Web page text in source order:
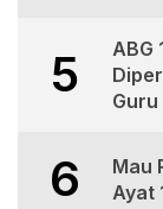
5
ABG
Guru
6
Mau
Ayat